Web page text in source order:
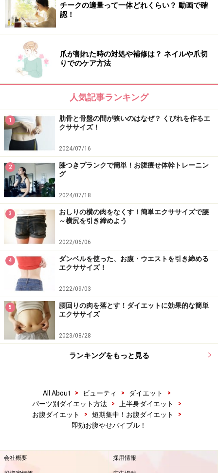
※記事内容は執筆時点のものです。最新の内容をご確認くださ
※ダイエットは個人の体質、また、誤った方法による実践に起因
して体調不良を引き起こす場合があります。実践の際には、必ず
自身の体質及び健康状態を十分に考慮したうえで、正しい方法で
おこなってください。また、全ての方への有効性を保証するもの
ではありません。
1/2 次のページへ
チークの適量って一体どれくらい？ 動画で確
認！
爪が割れた時の対処や補修は？ ネイルや爪切
りでのケア方法
人気記事ランキング
1
肋骨と骨盤の間が狭いのはなぜ？ くびれを作るエ
クササイズ！
2024/07/16
2
膝つきプランクで簡単！お腹痩せ体幹トレーニン
グ
2024/07/18
3
おしりの横の肉をなくす！簡単エクササイズで腰
～横尻を引き締めよう
2022/06/06
4
ダンベルを使った、お腹・ウエストを引き締める
エクササイズ！
2022/09/03
5
腰回りの肉を落とす！ダイエットに効果的な簡単
エクササイズ
2023/08/28
ランキングをもっと見る
All About > ビューティ > ダイエット
>
パーツ別ダイエット方法
> 上半身ダイエット
>
お腹ダイエット
> 短期集中！お腹ダイエット
>
即効お腹やせバイブル！
会社概要 採用情報